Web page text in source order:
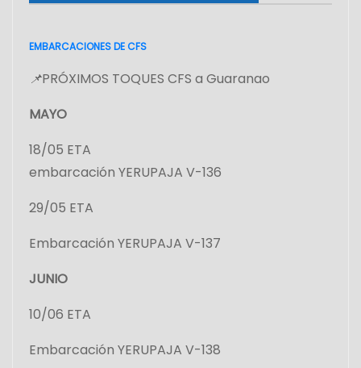
EMBARCACIONES DE CFS
📌PRÓXIMOS TOQUES CFS a Guaranao
MAYO
18/05 ETA
embarcación YERUPAJA V-136
29/05 ETA
Embarcación YERUPAJA V-137
JUNIO
10/06 ETA
Embarcación YERUPAJA V-138